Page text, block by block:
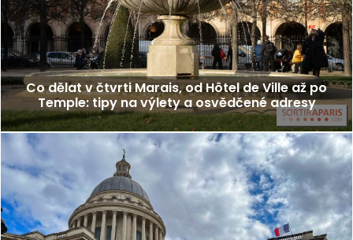
Co dělat v čtvrti Marais, od Hôtel de Ville až po
Temple: tipy na výlety a osvědčené adresy